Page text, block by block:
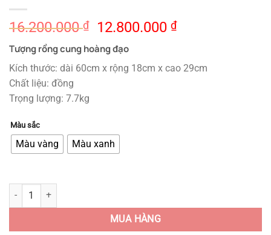
16.200.000₫
Original
price
was:
16.200.000 ₫.
12.800.000₫Current
12.800.000 ₫.
Tượng rồng cung hoàng đạo
Kích thước: dài 60cm x rộng 18cm x cao 29cm
Chất liệu: đồng
Trọng lượng: 7.7kg
Màu sắc
Màu vàng Màu xanh
Tượng Rồng 12 Con Giáp quantity
MUA HÀNG